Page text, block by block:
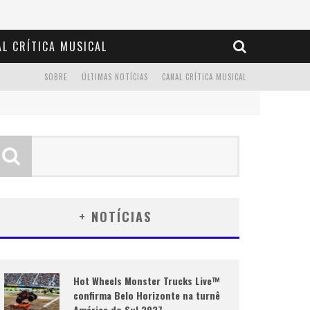
CRÍTICA MUSICAL
CANAL CRÍTICA MUSICAL
ÚLTIMAS NOTÍCIAS
SOBRE
+ NOTÍCIAS
Hot Wheels Monster Trucks Live™
confirma Belo Horizonte na turnê